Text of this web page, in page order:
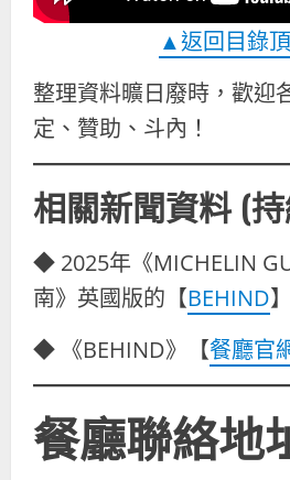
▲返回目錄
整理資料曠日廢時，歡迎
定、贊助、斗內！
相關新聞資料 (
◆ 2025年《MICHELIN
南》英國版的【BEHIND
◆ 《BEHIND》【餐廳官
餐廳聯絡地